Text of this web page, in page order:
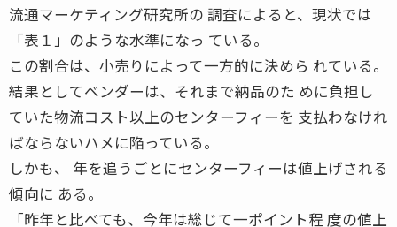
流通マーケティング研究所の 調査によると、現状では
「表１」のような水準になっ ている。
この割合は、小売りによって一方的に決めら れている。
結果としてベンダーは、それまで納品のた めに負担し
ていた物流コスト以上のセンターフィーを 支払わなけれ
ばならないハメに陥っている。
しかも、 年を追うごとにセンターフィーは値上げされる
傾向に ある。
「昨年と比べても、今年は総じて一ポイント程 度の値上